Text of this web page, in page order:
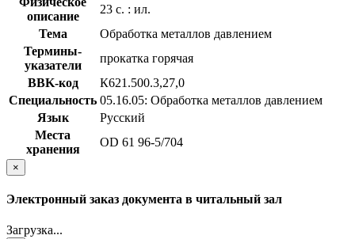
описание
23 с. : ил.
Тема
Обработка металлов давлением
Термины-
указатели
прокатка горячая
BBK-код
К621.500.3,27,0
Специальность 05.16.05: Обработка металлов давлением
Язык
Русский
Места
хранения
OD 61 96-5/704
×
Электронный заказ документа в читальный зал
Загрузка...